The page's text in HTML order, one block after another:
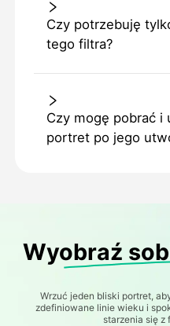
Czy potrzebuję
tego filtra?
Czy mogę pobrać i
portret po jego
Wyobraź
Wrzuć jeden bliski portret,
zdefiniowane linie wieku i
starzenia się z